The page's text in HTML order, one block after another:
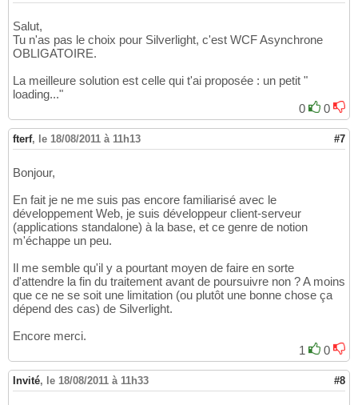
Salut,
Tu n'as pas le choix pour Silverlight, c'est WCF Asynchrone
OBLIGATOIRE.
La meilleure solution est celle qui t'ai proposée : un petit "
loading..."
0
0
fterf, le 18/08/2011 à 11h13 #7
Bonjour,
En fait je ne me suis pas encore familiarisé avec le
développement Web, je suis développeur client-serveur
(applications standalone) à la base, et ce genre de notion
m'échappe un peu.
Il me semble qu'il y a pourtant moyen de faire en sorte
d'attendre la fin du traitement avant de poursuivre non ? A moins
que ce ne se soit une limitation (ou plutôt une bonne chose ça
dépend des cas) de Silverlight.
Encore merci.
1
0
Invité, le 18/08/2011 à 11h33 #8